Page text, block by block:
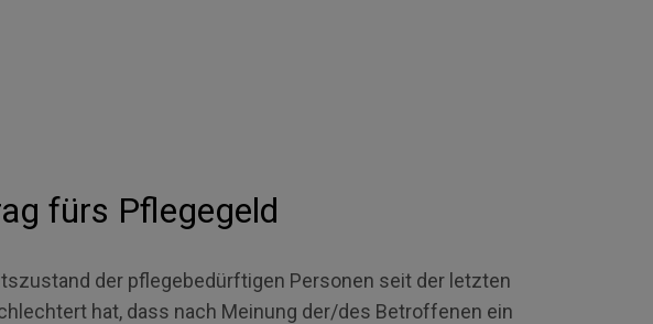
fürs Pflegegeld
der pflegebedürftigen Personen seit der letzten
hat, dass nach Meinung der/des Betroffenen ein